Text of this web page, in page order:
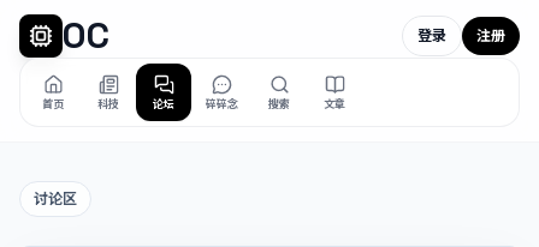
OC
首页 科技 论坛 碎碎念 搜索 文章
登录 注册
讨论区